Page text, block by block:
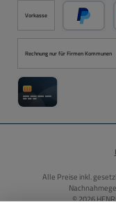
Vorkasse
PayPal
Rechnung nur für Firmen Kommunen
Alle Preise inkl.
© 2026